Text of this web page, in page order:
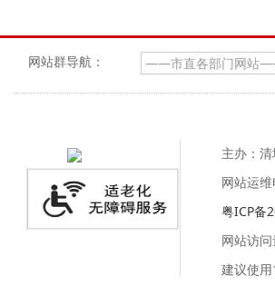
网站群导航：
主办：
网站运
粤ICP备
网站访问
建议使